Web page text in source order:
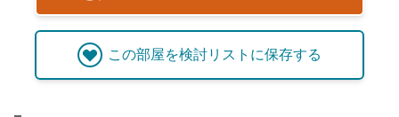
この部屋を検討リストに保存する